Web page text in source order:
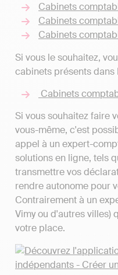
Cabinets
Cabinets
Cabinets
Si vous le souhaitez,
cabinets présents dans
Cabinets
Si vous souhaitez faire
vous-même, c'est
appel à un expert-
solutions en ligne, tels
transmettre vos
rendre autonome pour
Contrairement à un
Vimy ou d'autres villes)
votre place.